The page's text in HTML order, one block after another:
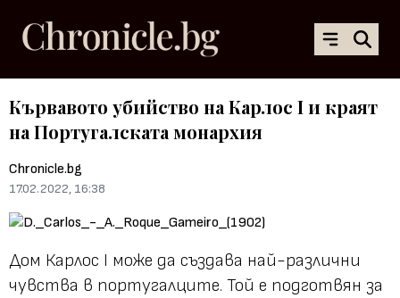
Кървавото убийство на Карлос I и краят
на Португалската монархия
Chronicle.bg
17.02.2022, 16:38
Дом Карлос I може да създава най-различни
чувства в португалците. Той е подготвян за